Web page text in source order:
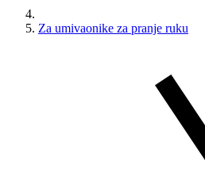
Za umivaonike za pranje ruku